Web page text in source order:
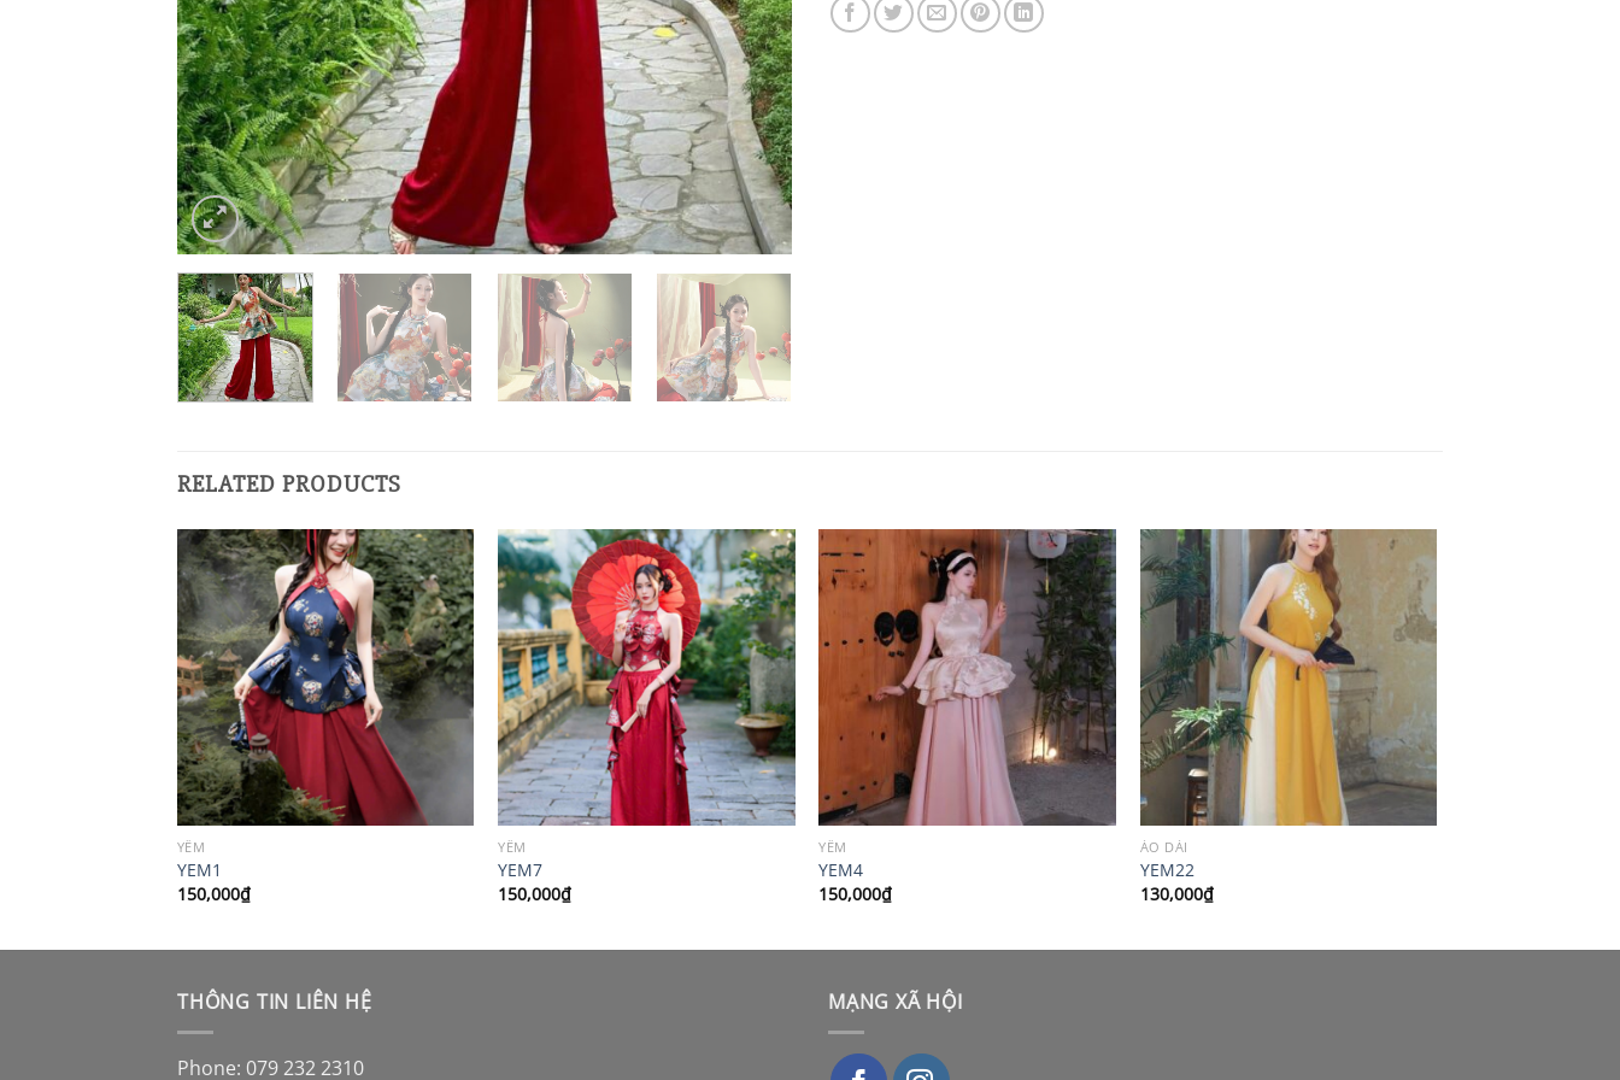
RELATED PRODUCTS
YẾM
YEM1
150,000₫
YẾM
YEM7
150,000₫
YẾM
YEM4
150,000₫
ÁO DÀI
YEM22
130,000₫
THÔNG TIN LIÊN HỆ
Phone: 079 232 2310
MẠNG XÃ HỘI